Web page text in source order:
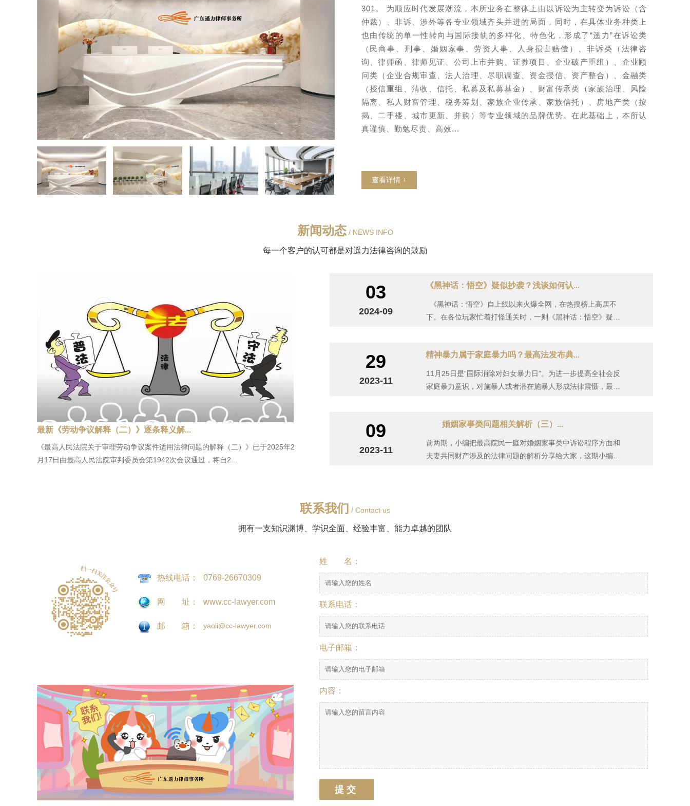
301。 为顺应时代发展潮流，本所业务在整体上由以诉讼为主转变为诉讼（含
仲裁）、非诉、涉外等各专业领域齐头并进的局面，同时，在具体业务种类上
也由传统的单一性转向与国际接轨的多样化、特色化，形成了“遥力”在诉讼类
（民商事、刑事、婚姻家事、劳资人事、人身损害赔偿）、非诉类（法律咨
询、律师函、律师见证、公司上市并购、证券项目、企业破产重组）、企业顾
问类（企业合规审查、法人治理、尽职调查、资金授信、资产整合）、金融类
（授信重组、清收、信托、私募及私募基金）、财富传承类（家族治理、风险
隔离、私人财富管理、税务筹划、家族企业传承、家族信托）、房地产类（按
揭、二手楼、城市更新、并购）等专业领域的品牌优势。在此基础上，本所认
真谨慎、勤勉尽责、高效...
查看详情 +
新闻动态/ NEWS INFO
每一个客户的认可都是对遥力法律咨询的鼓励
最新《劳动争议解释（二）》逐条释义解...
《最高人民法院关于审理劳动争议案件适用法律问题的解释（二）》已于2025年2
月17日由最高人民法院审判委员会第1942次会议通过，将自2...
03
2024-09
《黑神话：悟空》疑似抄袭？浅谈如何认...
《黑神话：悟空》自上线以来火爆全网，在热搜榜上高居不
下。在各位玩家忙着打怪通关时，一则《黑神话：悟空》疑似
29
2023-11
精神暴力属于家庭暴力吗？最高法发布典...
11月25日是“国际消除对妇女暴力日”。为进一步提高全社会反
家庭暴力意识，对施暴人或者潜在施暴人形成法律震慑，最高
09
2023-11
婚姻家事类问题相关解析（三）...
前两期，小编把最高院民一庭对婚姻家事类中诉讼程序方面和
夫妻共同财产涉及的法律问题的解析分享给大家，这期小编将
联系我们 / Contact us
拥有一支知识渊博、学识全面、经验丰富、能力卓越的团队
热线电话： 0769-26670309
网 址： www.cc-lawyer.com
邮 箱： yaoli@cc-lawyer.com
姓 名：
联系电话：
电子邮箱：
内容：
提交